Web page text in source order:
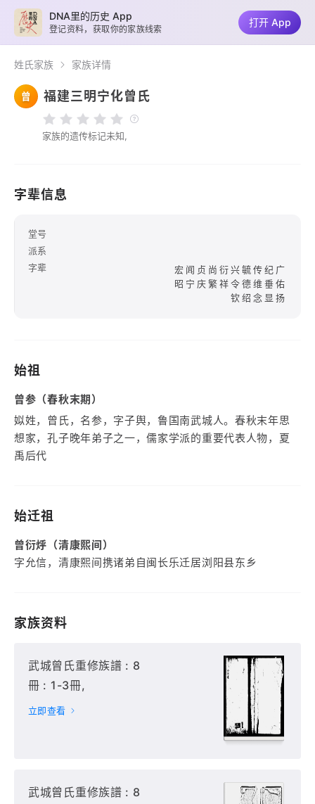
姓氏家族 家族详情
曾 福建三明宁化曾氏
家族的遗传标记未知,
字辈信息
堂号
派系
字辈
宏闻贞尚衍兴毓传纪广
昭宁庆繁祥令德维垂佑
钦绍念显扬
始祖
曾参（春秋末期）
姒姓，曾氏，名参，字子舆，鲁国南武城人。春秋末年思
想家，孔子晚年弟子之一，儒家学派的重要代表人物，夏
禹后代
始迁祖
曾衍烀（清康熙间）
字允信，清康熙间携诸弟自闽长乐迁居浏阳县东乡
家族资料
武城曾氏重修族譜 : 8
冊 : 1-3冊,
立即查看
武城曾氏重修族譜 : 8
DNA里的历史 App
登记资料，获取你的家族线索
打开 App